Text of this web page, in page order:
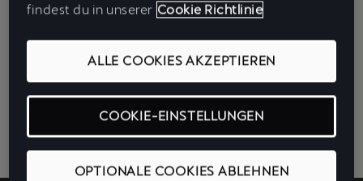
Musikwissenschaftlerin Agnes Chung.
CUPRA und TEDx eint der Impuls. Die Challenge. Der Mut. Dinge
aus anderen Blickwinkeln zu sehen. Sich nicht auf gefestigte
Meinungen zu beschränken, sondern zu öffnen. Für neue Ideen,
Sichtweisen und Anregungen.
MUSIC. IS UNSTOPPABLE.
CUPRA × TEDxBerlin Salon
findest du in unserer Cookie Richtlinie
OPTIONALE COOKIES ABLEHNEN
ALLE COOKIES AKZEPTIEREN
COOKIE-EINSTELLUNGEN